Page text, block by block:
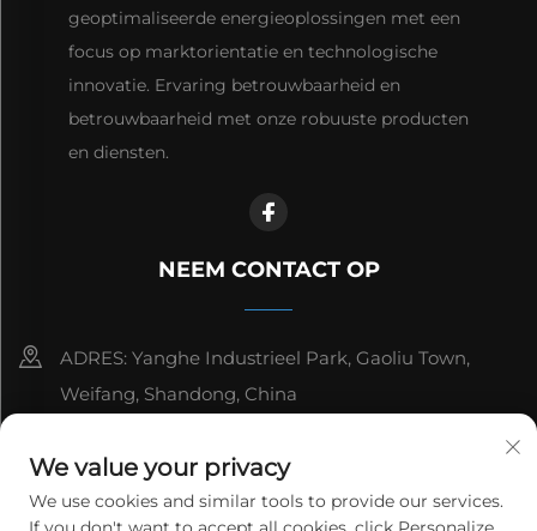
geoptimaliseerde energieoplossingen met een
focus op marktorientatie en technologische
innovatie. Ervaring betrouwbaarheid en
betrouwbaarheid met onze robuuste producten
en diensten.
NEEM CONTACT OP
ADRES: Yanghe Industrieel Park, Gaoliu Town,
Weifang, Shandong, China
[email protected]
We value your privacy
We use cookies and similar tools to provide our services.